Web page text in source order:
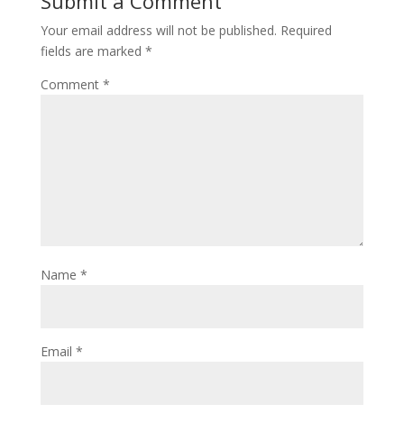
Your email address will not be published. Required
fields are marked *
Comment *
Name *
Email *